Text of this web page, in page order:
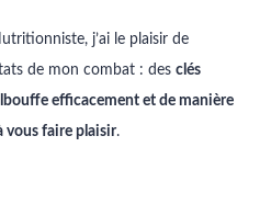
j’ai le plaisir de
de mon combat : des clés
efficacement et de manière
vous faire plaisir.